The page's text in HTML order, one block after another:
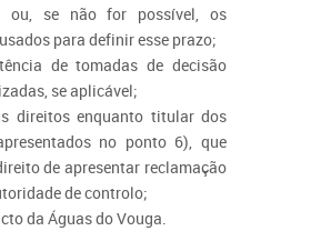
ou, se não for possível, os
para definir esse prazo;
de tomadas de decisão
se aplicável;
direitos enquanto titular dos
no ponto 6), que
de apresentar reclamação
de controlo;
da Águas do Vouga.